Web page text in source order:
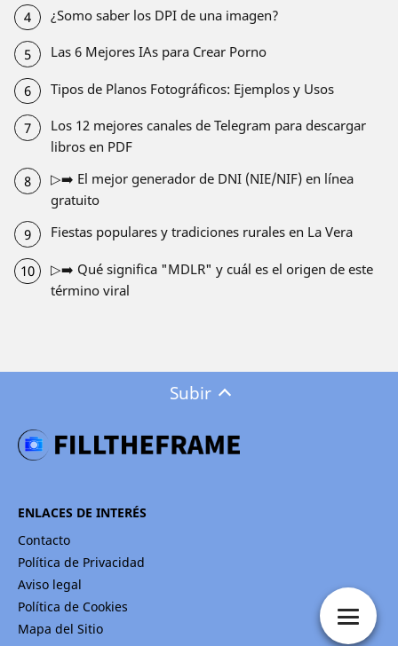
¿Somo saber los DPI de una imagen?
Las 6 Mejores IAs para Crear Porno
Tipos de Planos Fotográficos: Ejemplos y Usos
Los 12 mejores canales de Telegram para descargar
libros en PDF
▷➡️ El mejor generador de DNI (NIE/NIF) en línea
gratuito
Fiestas populares y tradiciones rurales en La Vera
▷➡️ Qué significa "MDLR" y cuál es el origen de este
término viral
Subir
ENLACES DE INTERÉS
Contacto
Política de Privacidad
Aviso legal
Política de Cookies
Mapa del Sitio